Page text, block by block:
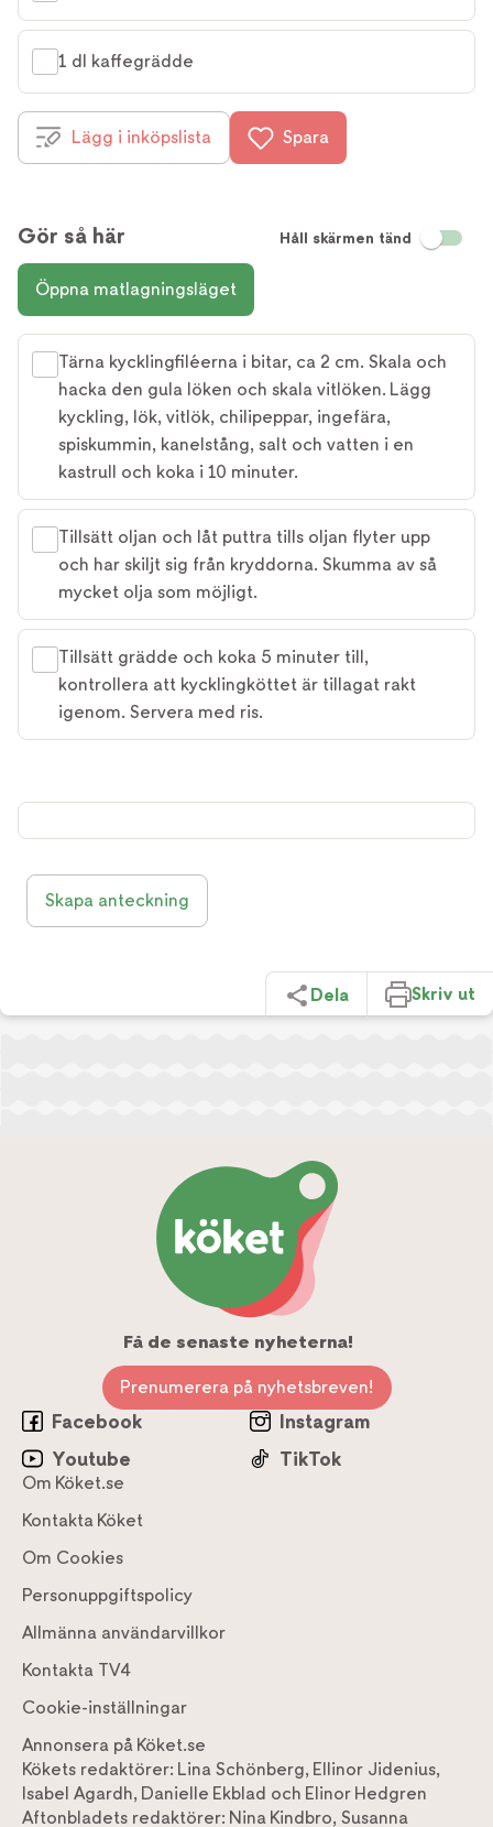
1 dl kaffegrädde
Lägg i inköpslista Spara
Gör så här Håll skärmen tänd
Öppna matlagningsläget
Tärna kycklingfiléerna i bitar, ca 2 cm. Skala och
hacka den gula löken och skala vitlöken. Lägg
kyckling, lök, vitlök, chilipeppar, ingefära,
spiskummin, kanelstång, salt och vatten i en
kastrull och koka i 10 minuter.
Tillsätt oljan och låt puttra tills oljan flyter upp
och har skiljt sig från kryddorna. Skumma av så
mycket olja som möjligt.
Tillsätt grädde och koka 5 minuter till,
kontrollera att kycklingköttet är tillagat rakt
igenom. Servera med ris.
Skapa anteckning
Dela Skriv ut
Få de senaste nyheterna!
Prenumerera på nyhetsbreven!
Facebook
Instagram
Youtube
TikTok
Om Köket.se
Kontakta Köket
Om Cookies
Personuppgiftspolicy
Allmänna användarvillkor
Kontakta TV4
Cookie-inställningar
Annonsera på Köket.se
Kökets redaktörer: Lina Schönberg, Ellinor Jidenius,
Isabel Agardh, Danielle Ekblad och Elinor Hedgren
Aftonbladets redaktörer: Nina Kindbro, Susanna